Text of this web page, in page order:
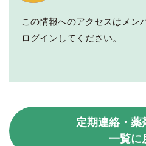
この情報へのアクセスはメン
ログインしてください。
定期連絡・薬
一覧に